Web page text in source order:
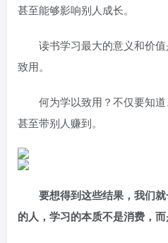
甚至能够影响别人成长。
读书学习最大的意义和价
致用。
何为学以致用？不仅要知
甚至带别人赚到。
要想得到这些结果，我们
的人，学习的本质不是消费，而